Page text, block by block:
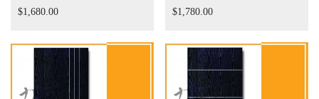
$1,680.00 $1,780.00